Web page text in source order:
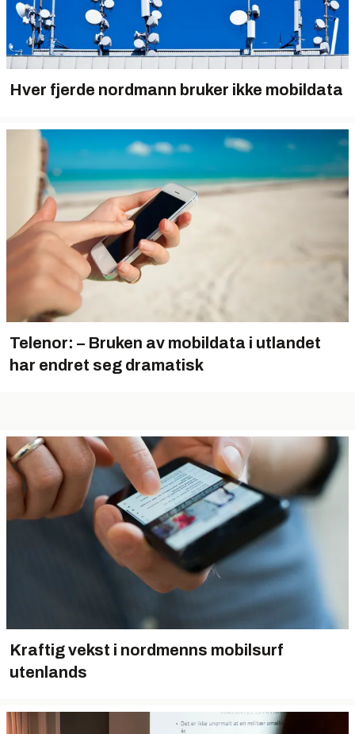
Hver fjerde nordmann bruker ikke mobildata
Telenor: – Bruken av mobildata i utlandet
har endret seg dramatisk
Kraftig vekst i nordmenns mobilsurf
utenlands